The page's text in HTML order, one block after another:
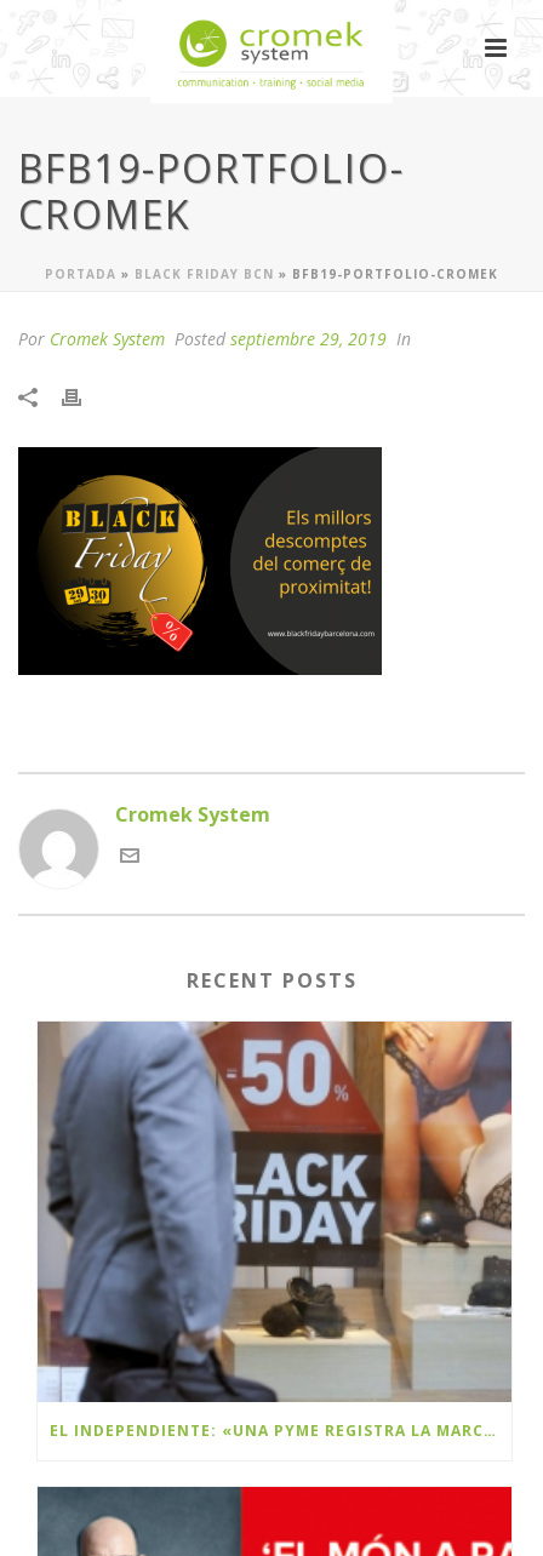
BFB19-PORTFOLIO-
CROMEK
PORTADA » BLACK FRIDAY BCN » BFB19-PORTFOLIO-CROMEK
Por Cromek System Posted septiembre 29, 2019 In
Cromek System
RECENT POSTS
EL INDEPENDIENTE: «UNA PYME REGISTRA LA MARCA BLACK FRIDAY Y PLANEA COBRAR DERECHOS A LAS MULTINACIONALES»